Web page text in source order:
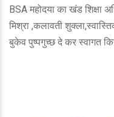
BSA महोदया का खंड शिक्षा
मिश्रा ,कलावती
बुकेव पुष्पगुच्छ दे कर स्वागत